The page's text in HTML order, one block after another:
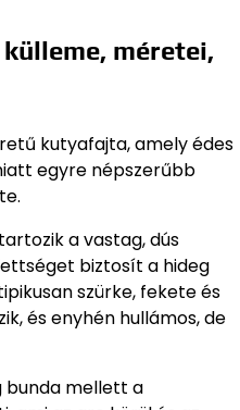
méretei,
kutyafajta, amely édes
egyre népszerűbb
a vastag, dús
biztosít a hideg
szürke, fekete és
és enyhén hullámos, de
bunda mellett a